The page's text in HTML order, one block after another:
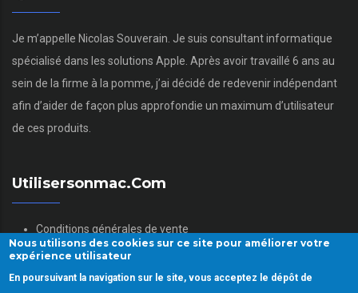
Je m’appelle Nicolas Souverain. Je suis consultant informatique
spécialisé dans les solutions Apple. Après avoir travaillé 6 ans au
sein de la firme à la pomme, j’ai décidé de redevenir indépendant
afin d’aider de façon plus approfondie un maximum d’utilisateur
de ces produits.
Utilisersonmac.com
Conditions générales de vente
Mentions légales
Politique des données personnelles
Nous utilisons des cookies sur ce site pour améliorer votre
expérience utilisateur
En poursuivant la navigation sur le site, vous acceptez le dépôt de